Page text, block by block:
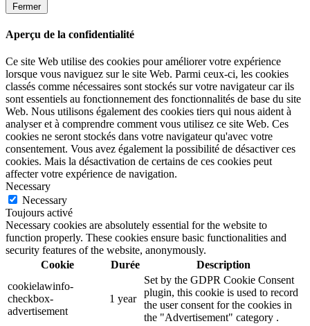
Fermer
Aperçu de la confidentialité
Ce site Web utilise des cookies pour améliorer votre expérience
lorsque vous naviguez sur le site Web. Parmi ceux-ci, les cookies
classés comme nécessaires sont stockés sur votre navigateur car ils
sont essentiels au fonctionnement des fonctionnalités de base du site
Web. Nous utilisons également des cookies tiers qui nous aident à
analyser et à comprendre comment vous utilisez ce site Web. Ces
cookies ne seront stockés dans votre navigateur qu'avec votre
consentement. Vous avez également la possibilité de désactiver ces
cookies. Mais la désactivation de certains de ces cookies peut
affecter votre expérience de navigation.
Necessary
Necessary
Toujours activé
Necessary cookies are absolutely essential for the website to
function properly. These cookies ensure basic functionalities and
security features of the website, anonymously.
Cookie
Durée
Description
cookielawinfo-
checkbox-
advertisement
1 year
Set by the GDPR Cookie Consent
plugin, this cookie is used to record
the user consent for the cookies in
the "Advertisement" category .